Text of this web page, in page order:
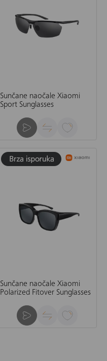
Sunčane naočale Xiaomi
Sport Sunglasses
Sunčane naočale Xiaomi
Polarized Fitover Sunglasses